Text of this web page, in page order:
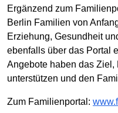
Ergänzend zum
Berlin Familien von
Erziehung, Gesundheit
ebenfalls über das Portal
Angebote haben das
unterstützen und den
Zum Familienportal: